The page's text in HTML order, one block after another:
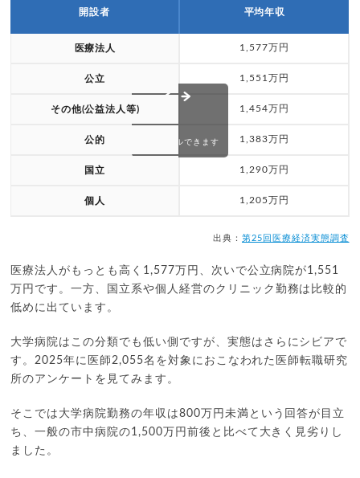
開設者 平均年収
医療法人 1,577万円
公立 1,551万円
その他(公益法人等) 1,454万円
公的 1,383万円
国立 1,290万円
個人 1,205万円
スクロールできます
出典：第25回医療経済実態調査
医療法人がもっとも高く1,577万円、次いで公立病院が1,551
万円です。一方、国立系や個人経営のクリニック勤務は比較的
低めに出ています。
大学病院はこの分類でも低い側ですが、実態はさらにシビアで
す。2025年に医師2,055名を対象におこなわれた医師転職研究
所のアンケートを見てみます。
そこでは大学病院勤務の年収は800万円未満という回答が目立
ち、一般の市中病院の1,500万円前後と比べて大きく見劣りし
ました。